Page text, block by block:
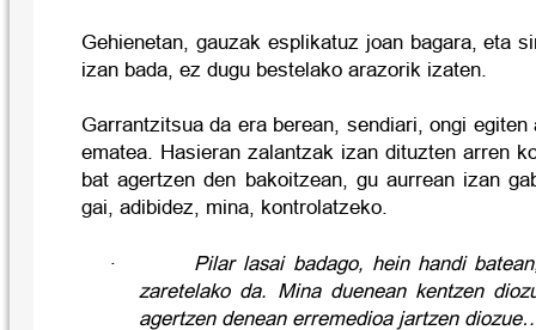
Gehienetan, gauzak esplikatuz joan bagara, eta
izan bada, ez dugu bestelako arazorik izaten.
Garrantzitsua da era berean, sendiari, ongi
ematea. Hasieran zalantzak izan dituzten arren
bat agertzen den bakoitzean, gu aurrean izan
gai, adibidez, mina, kontrolatzeko.
·
Pilar lasai badago, hein handi
zaretelako da. Mina duenean kentzen
agertzen denean erremedioa jartzen